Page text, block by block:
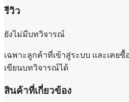
รีวิว
ยังไม่มีบทวิจารณ์
เฉพาะลูกค้าที่เข้าสู่ระบบ และเคย
เขียนบทวิจารณ์ได้
สินค้าที่เกี่ยวข้อง